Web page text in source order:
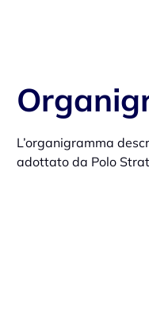
L’organigramma
adottato da Polo